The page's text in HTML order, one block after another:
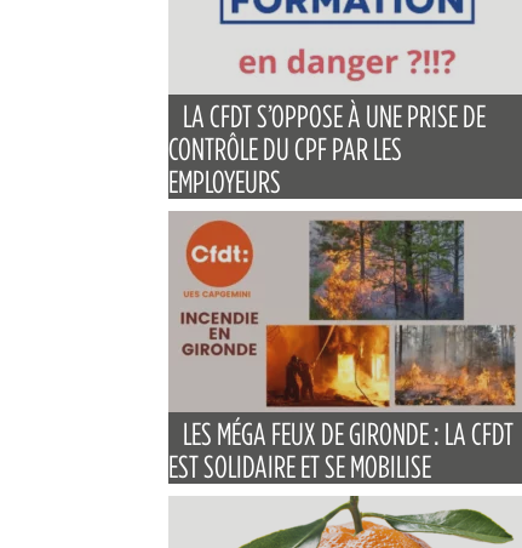
LA CFDT S’OPPOSE À UNE PRISE DE
CONTRÔLE DU CPF PAR LES
EMPLOYEURS
LES MÉGA FEUX DE GIRONDE : LA CFDT
EST SOLIDAIRE ET SE MOBILISE